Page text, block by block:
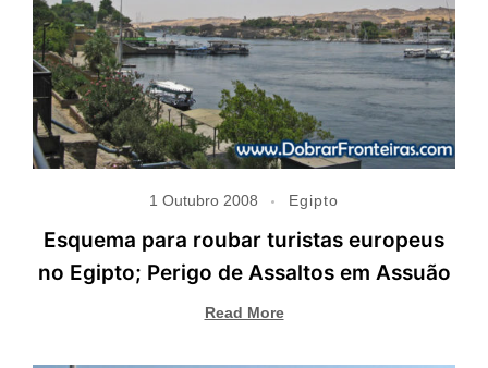
1 Outubro 2008 Egipto
Esquema para roubar turistas europeus
no Egipto; Perigo de Assaltos em Assuão
Read More